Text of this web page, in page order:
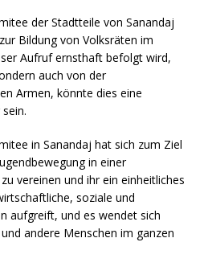
der Stadtteile von Sanandaj
Bildung von Volksräten im
Aufruf ernsthaft befolgt wird,
auch von der
Armen, könnte dies eine
in Sanandaj hat sich zum Ziel
in einer
vereinen und ihr ein einheitliches
soziale und
aufgreift, und es wendet sich
andere Menschen im ganzen